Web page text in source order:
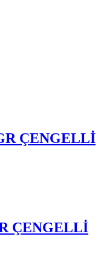
ÇENGELLİ
ÇENGELLİ